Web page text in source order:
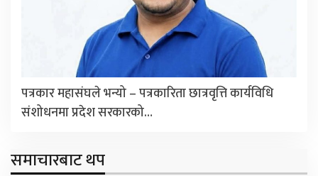
पत्रकार महासंघले भन्यो – पत्रकारिता छात्रवृत्ति कार्यविधि
संशोधनमा प्रदेश सरकारको…
समाचारबाट थप